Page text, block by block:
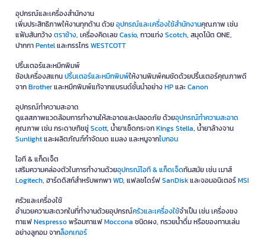
อุปกรณ์และเครื่องสำนักงาน
เพิ่มประสิทธิภาพให้งานทุกด้าน ด้วยอุปกรณ์และเครื่องใช้สำนักงานคุณภาพ เช่น
แฟ้มสันกว้างตราช้าง, เครื่องคิดเลขCasio, กาวแท่งScotch, สมุดโน้ต ONE,
ปากกาPentelและกรรไกรWESTCOTT
ปริ้นเตอร์และหมึกพิมพ์
ช้อปเครื่องสแกนปริ้นเตอร์และหมึกพิมพ์ให้งานพิมพ์คมชัดด้วยปริ้นเตอร์คุณภาพดี
จากBrotherและหมึกพิมพ์แท้จากแบรนด์ชั้นนำอย่างHPและCanon
อุปกรณ์ทำความสะอาด
ดูแลสภาพแวดล้อมการทำงานให้สะอาดและปลอดภัย ด้วยอุปกรณ์ทำความสะอาด
คุณภาพ เช่น กระดาษทิชชู่Scott, น้ำยาเช็ดกระจกKings Stella, น้ำยาล้างจาน
Sunlightและผลิตภัณฑ์กำจัดมด แมลง และหนูจากไบกอน
ไอที & แก็ดเจ็ต
เสริมความคล่องตัวในการทำงานด้วยอุปกรณ์ไอที & แก็ดเจ็ดทันสมัย เช่น เมาส์
Logitech, ฮาร์ดดิสก์สำหรับพกพาWD, แฟลชไดร์ฟSanDiskและจอมอนิเตอร์MSI
ครัวและเครื่องใช้
อำนวยความสะดวกในที่ทำงานด้วยอุปกรณ์ครัวและเครื่องใช้จำเป็น เช่น เครื่องชง
กาแฟNespressoพร้อมกาแฟMoccona ชนิดผง, กรวยน้ำดื่ม หรือของทานเล่น
อย่างลูกอม จากล็อกเกอร์